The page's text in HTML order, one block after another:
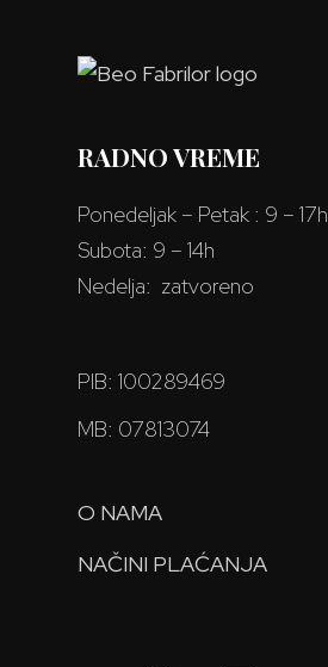
RADNO VREME
Ponedeljak – Petak : 9 – 17h
Subota: 9 – 14h
Nedelja: zatvoreno
PIB: 100289469
MB: 07813074
O NAMA
NAČINI PLAĆANJA